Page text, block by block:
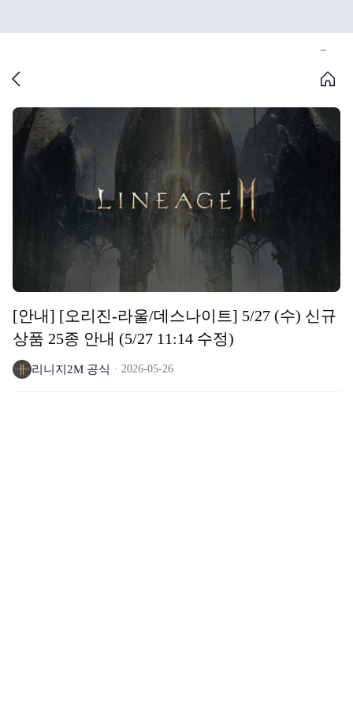
[안내] [오리진-라울/데스나이트] 5/27 (수) 신규
상품 25종 안내 (5/27 11:14 수정)
리니지2M 공식 2026-05-26